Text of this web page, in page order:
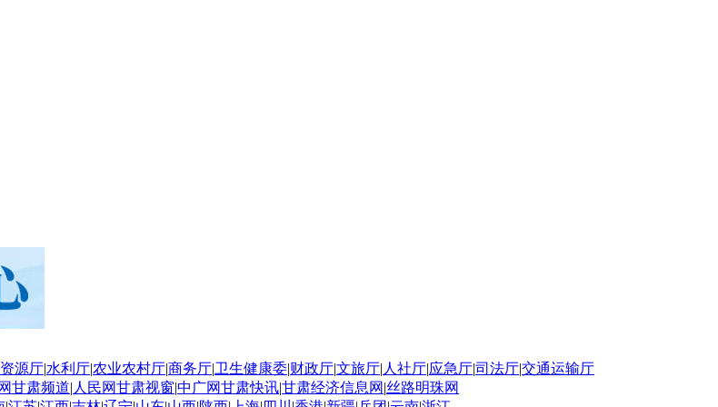
源厅|水利厅|农业农村厅|商务厅|卫生健康委|财政厅|文旅厅| 人社厅|应急厅|司法厅|交通运输厅
甘肃频道| 人民网甘肃视窗|中广网甘肃快讯|甘肃经济信息网 |丝路明珠网